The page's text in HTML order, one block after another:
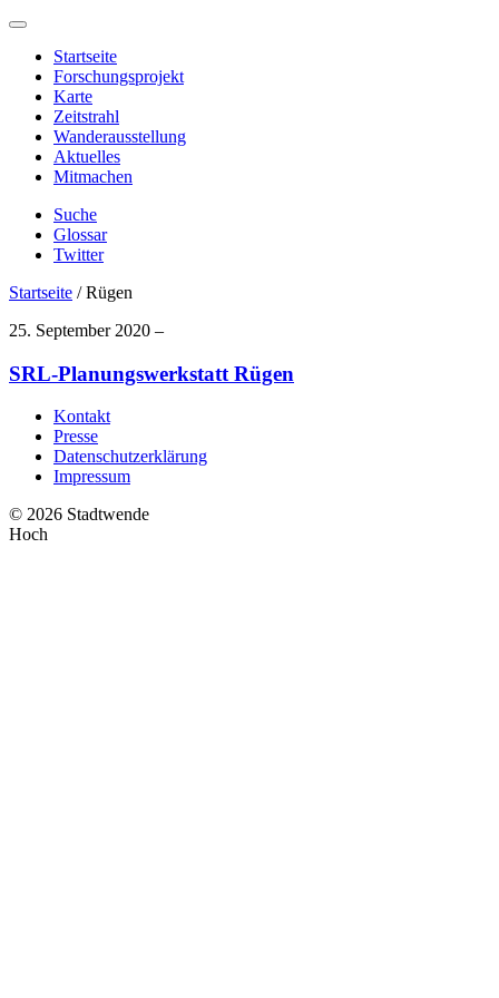
Startseite
Forschungsprojekt
Karte
Zeitstrahl
Wanderausstellung
Aktuelles
Mitmachen
Suche
Glossar
Twitter
Startseite /Rügen
25. September 2020 –
SRL-Planungswerkstatt Rügen
Kontakt
Presse
Datenschutzerklärung
Impressum
© 2026 Stadtwende
Hoch